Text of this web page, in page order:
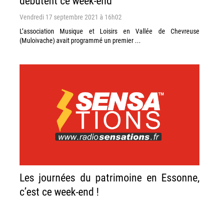
Vendredi 17 septembre 2021 à 16h02
L’association Musique et Loisirs en Vallée de Chevreuse
(Muloivache) avait programmé un premier ...
Les journées du patrimoine en Essonne,
c’est ce week-end !